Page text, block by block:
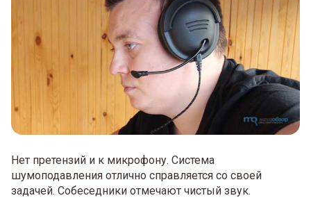
Нет претензий и к микрофону. Система
шумоподавления отлично справляется со своей
задачей. Собеседники отмечают чистый звук.